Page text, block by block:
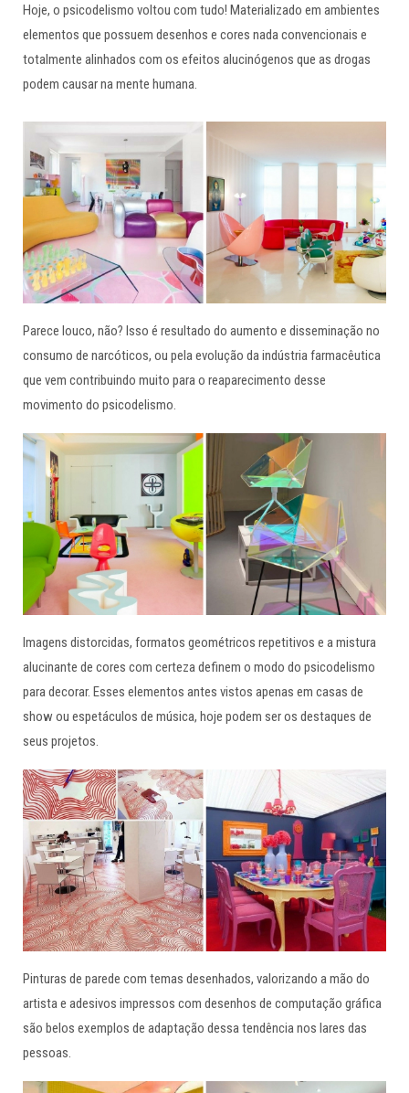
Hoje, o psicodelismo voltou com tudo! Materializado em ambientes
elementos que possuem desenhos e cores nada convencionais e
totalmente alinhados com os efeitos alucinógenos que as drogas
podem causar na mente humana.
Parece louco, não? Isso é resultado do aumento e disseminação no
consumo de narcóticos, ou pela evolução da indústria farmacêutica
que vem contribuindo muito para o reaparecimento desse
movimento do psicodelismo.
Imagens distorcidas, formatos geométricos repetitivos e a mistura
alucinante de cores com certeza definem o modo do psicodelismo
para decorar. Esses elementos antes vistos apenas em casas de
show ou espetáculos de música, hoje podem ser os destaques de
seus projetos.
Pinturas de parede com temas desenhados, valorizando a mão do
artista e adesivos impressos com desenhos de computação gráfica
são belos exemplos de adaptação dessa tendência nos lares das
pessoas.